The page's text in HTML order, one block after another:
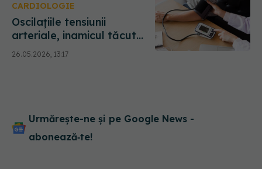
CARDIOLOGIE
Oscilațiile tensiunii
arteriale, inamicul tăcut
care îmbătrânește creierul
cu șapte ani
26.05.2026, 13:17
Urmărește-ne și pe Google News -
abonează‑te!